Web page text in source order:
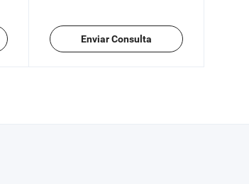
Enviar Consulta